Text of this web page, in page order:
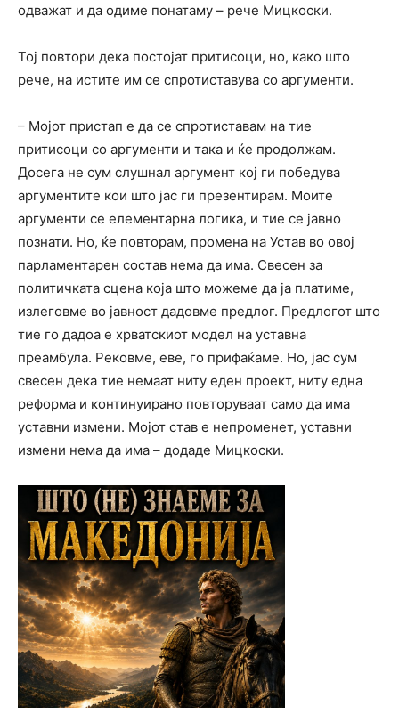
одважат и да одиме понатаму – рече Мицкоски.
Тој повтори дека постојат притисоци, но, како што
рече, на истите им се спротиставува со аргументи.
– Мојот пристап е да се спротиставам на тие
притисоци со аргументи и така и ќе продолжам.
Досега не сум слушнал аргумент кој ги победува
аргументите кои што јас ги презентирам. Моите
аргументи се елементарна логика, и тие се јавно
познати. Но, ќе повторам, промена на Устав во овој
парламентарен состав нема да има. Свесен за
политичката сцена која што можеме да ја платиме,
излеговме во јавност дадовме предлог. Предлогот што
тие го дадоа е хрватскиот модел на уставна
преамбула. Рековме, еве, го прифаќаме. Но, јас сум
свесен дека тие немаат ниту еден проект, ниту една
реформа и континуирано повторуваат само да има
уставни измени. Мојот став е непроменет, уставни
измени нема да има – додаде Мицкоски.